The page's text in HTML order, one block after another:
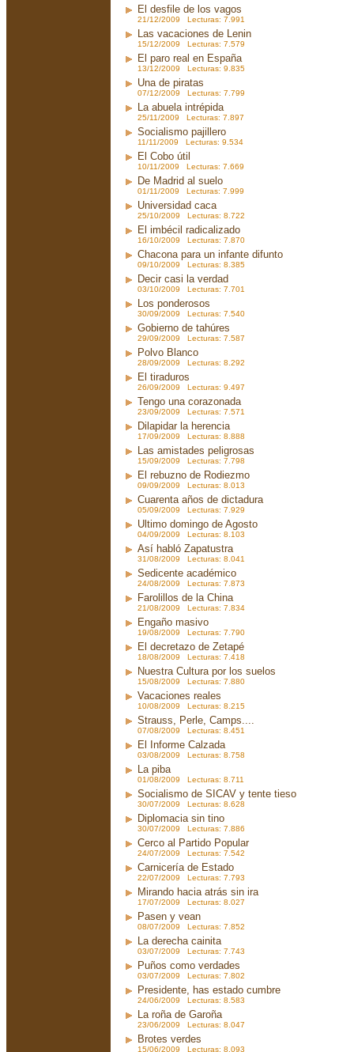
El desfile de los vagos
21/12/2009 Lecturas: 7.991
Las vacaciones de Lenin
15/12/2009 Lecturas: 7.579
El paro real en España
13/12/2009 Lecturas: 9.835
Una de piratas
07/12/2009 Lecturas: 7.799
La abuela intrépida
25/11/2009 Lecturas: 7.897
Socialismo pajillero
11/11/2009 Lecturas: 9.534
El Cobo útil
10/11/2009 Lecturas: 7.669
De Madrid al suelo
01/11/2009 Lecturas: 7.999
Universidad caca
25/10/2009 Lecturas: 8.722
El imbécil radicalizado
16/10/2009 Lecturas: 7.870
Chacona para un infante difunto
09/10/2009 Lecturas: 8.385
Decir casi la verdad
03/10/2009 Lecturas: 7.701
Los ponderosos
30/09/2009 Lecturas: 7.540
Gobierno de tahúres
29/09/2009 Lecturas: 7.587
Polvo Blanco
28/09/2009 Lecturas: 8.292
El tiraduros
26/09/2009 Lecturas: 9.497
Tengo una corazonada
23/09/2009 Lecturas: 7.571
Dilapidar la herencia
17/09/2009 Lecturas: 8.888
Las amistades peligrosas
15/09/2009 Lecturas: 7.798
El rebuzno de Rodiezmo
09/09/2009 Lecturas: 8.013
Cuarenta años de dictadura
05/09/2009 Lecturas: 7.929
Ultimo domingo de Agosto
04/09/2009 Lecturas: 8.103
Así habló Zapatustra
31/08/2009 Lecturas: 8.041
Sedicente académico
24/08/2009 Lecturas: 7.873
Farolillos de la China
21/08/2009 Lecturas: 7.834
Engaño masivo
19/08/2009 Lecturas: 7.790
El decretazo de Zetapé
18/08/2009 Lecturas: 7.418
Nuestra Cultura por los suelos
15/08/2009 Lecturas: 7.880
Vacaciones reales
10/08/2009 Lecturas: 8.215
Strauss, Perle, Camps....
07/08/2009 Lecturas: 8.451
El Informe Calzada
03/08/2009 Lecturas: 8.758
La piba
01/08/2009 Lecturas: 8.711
Socialismo de SICAV y tente tieso
30/07/2009 Lecturas: 8.628
Diplomacia sin tino
30/07/2009 Lecturas: 7.886
Cerco al Partido Popular
24/07/2009 Lecturas: 7.542
Carnicería de Estado
22/07/2009 Lecturas: 7.793
Mirando hacia atrás sin ira
17/07/2009 Lecturas: 8.027
Pasen y vean
08/07/2009 Lecturas: 7.852
La derecha cainita
03/07/2009 Lecturas: 7.743
Puños como verdades
03/07/2009 Lecturas: 7.802
Presidente, has estado cumbre
24/06/2009 Lecturas: 8.583
La roña de Garoña
23/06/2009 Lecturas: 8.047
Brotes verdes
15/06/2009 Lecturas: 8.093